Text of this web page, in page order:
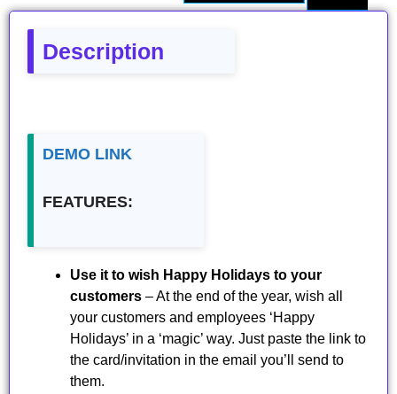
Description
DEMO LINK
FEATURES:
Use it to wish Happy Holidays to your
customers – At the end of the year, wish all
your customers and employees ‘Happy
Holidays’ in a ‘magic’ way. Just paste the link to
the card/invitation in the email you’ll send to
them.